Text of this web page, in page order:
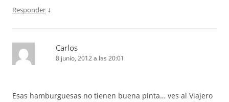
Responder ↓
Carlos
8 junio, 2012 a las 20:01
Esas hamburguesas no tienen buena pinta… ves al Viajero